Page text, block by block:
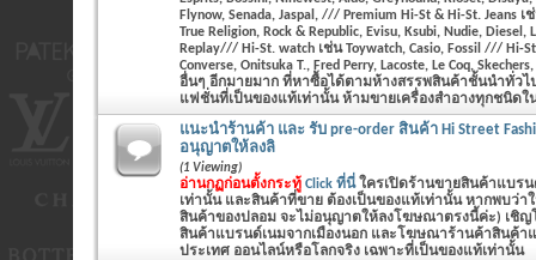
Flynow, Senada, Jaspal, /// Premium Hi-St & Hi-St. Jeans เ
True Religion, Rock & Republic, Evisu, Ksubi, Nudie, Diesel,
Replay/// Hi-St. watch เช่น Toywatch, Casio, Fossil /// Hi-
Converse, Onitsuka T., Fred Perry, Lacoste, Le Coq,
อื่นๆ อีกมายมาก ที่หาซื้อได้ตามห้างสรรพสินค้าชั้นนำทั่วไ
แฟชั่นที่เป็นของแท้เท่านั้น ห้ามขายเครื่องสำอางทุกชนิดใ
แนะนำร้านค้า และ รับ pre-order สินค้า Hi Street
อนุญาตให้ลงลิ
(1 Viewing)
อ่านกฏก่อนตั้งกระทู้ Click ที่นี่ ใครเปิดร้านขายสินค้าแบรน
เท่านั้น และสินค้าที่ขาย ต้องเป็นของแท้เท่านั้น หากพบว่า
สินค้าของปลอม จะไม่อนุญาตให้ลงโฆษณาตรงนี้ค่ะ) เชิญ
สินค้าแบรนด์เนมจากเมืองนอก และโฆษณาร้านค้าสินค้า
ประเทศ ออนไลน์หรือโลกจริง เฉพาะที่เป็นของแท้เท่านั้น